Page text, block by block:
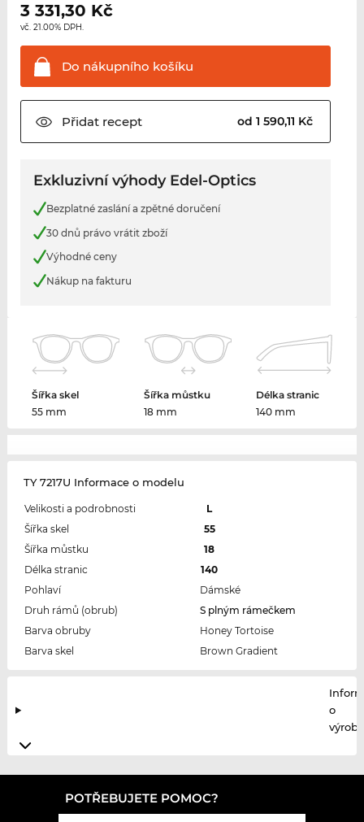
3 331,30 Kč
vč. 21.00% DPH.
Do nákupního košíku
Přidatrecept od 1 590,11 Kč
Exkluzivní výhody Edel-Optics
Bezplatné zaslání a zpětné doručení
30 dnů právo vrátit zboží
Výhodné ceny
Nákup na fakturu
Šířka skel
55 mm
Šířka můstku
18 mm
Délka stranic
140 mm
TY 7217U Informace o modelu
Velikosti a podrobnosti
L
Šířka skel
55
Šířka můstku
18
Délka stranic
140
Pohlaví
Dámské
Druh rámů (obrub)
S plným rámečkem
Barva obruby
Honey Tortoise
Barva skel
Brown Gradient
o
POTŘEBUJETE POMOC?